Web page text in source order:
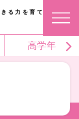
る力を育てる。
高学年